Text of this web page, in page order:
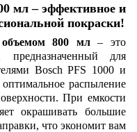
мл – эффективное и
покраски!
800 мл– это
предназначенный для
Bosch PFS 1000 и
распыление
При емкости
окрашивать большие
что экономит вам